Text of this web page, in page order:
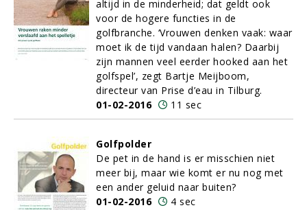
altijd in de minderheid; dat geldt ook
voor de hogere functies in de
golfbranche. ‘Vrouwen denken vaak: waar
moet ik de tijd vandaan halen? Daarbij
zijn mannen veel eerder hooked aan het
golfspel’, zegt Bartje Meijboom,
directeur van Prise d’eau in Tilburg.
01-02-2016
11 sec
Golfpolder
De pet in de hand is er misschien niet
meer bij, maar wie komt er nu nog met
een ander geluid naar buiten?
01-02-2016
4 sec